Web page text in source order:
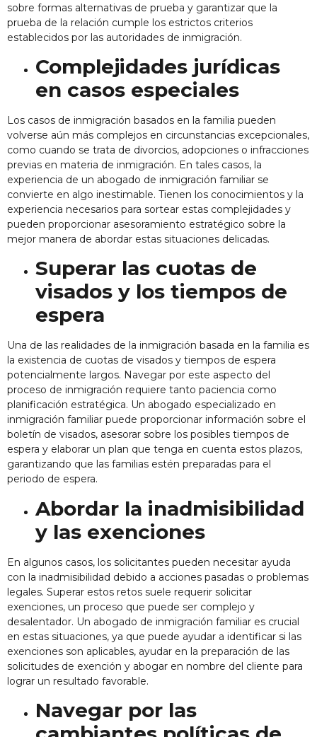
sobre formas alternativas de prueba y garantizar que la
prueba de la relación cumple los estrictos criterios
establecidos por las autoridades de inmigración.
Complejidades jurídicas
en casos especiales
Los casos de inmigración basados en la familia pueden
volverse aún más complejos en circunstancias excepcionales,
como cuando se trata de divorcios, adopciones o infracciones
previas en materia de inmigración. En tales casos, la
experiencia de un abogado de inmigración familiar se
convierte en algo inestimable. Tienen los conocimientos y la
experiencia necesarios para sortear estas complejidades y
pueden proporcionar asesoramiento estratégico sobre la
mejor manera de abordar estas situaciones delicadas.
Superar las cuotas de
visados y los tiempos de
espera
Una de las realidades de la inmigración basada en la familia es
la existencia de cuotas de visados y tiempos de espera
potencialmente largos. Navegar por este aspecto del
proceso de inmigración requiere tanto paciencia como
planificación estratégica. Un abogado especializado en
inmigración familiar puede proporcionar información sobre el
boletín de visados, asesorar sobre los posibles tiempos de
espera y elaborar un plan que tenga en cuenta estos plazos,
garantizando que las familias estén preparadas para el
periodo de espera.
Abordar la inadmisibilidad
y las exenciones
En algunos casos, los solicitantes pueden necesitar ayuda
con la inadmisibilidad debido a acciones pasadas o problemas
legales. Superar estos retos suele requerir solicitar
exenciones, un proceso que puede ser complejo y
desalentador. Un abogado de inmigración familiar es crucial
en estas situaciones, ya que puede ayudar a identificar si las
exenciones son aplicables, ayudar en la preparación de las
solicitudes de exención y abogar en nombre del cliente para
lograr un resultado favorable.
Navegar por las